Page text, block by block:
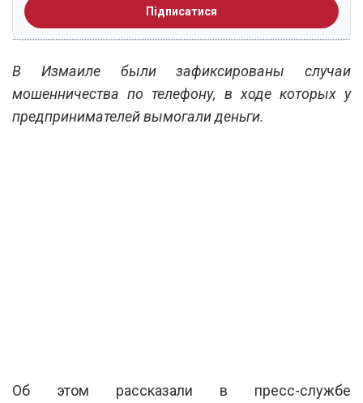
Підписатися
В Измаиле были зафиксированы случаи
мошенничества по телефону, в ходе которых у
предпринимателей вымогали деньги.
Об этом рассказали в пресс-службе